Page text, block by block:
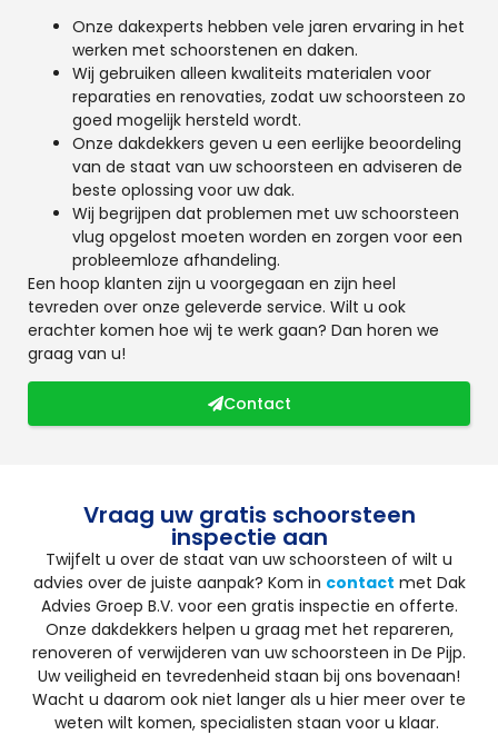
Onze dakexperts hebben vele jaren ervaring in het
werken met schoorstenen en daken.
Wij gebruiken alleen kwaliteits materialen voor
reparaties en renovaties, zodat uw schoorsteen zo
goed mogelijk hersteld wordt.
Onze dakdekkers geven u een eerlijke beoordeling
van de staat van uw schoorsteen en adviseren de
beste oplossing voor uw dak.
Wij begrijpen dat problemen met uw schoorsteen
vlug opgelost moeten worden en zorgen voor een
probleemloze afhandeling.
Een hoop klanten zijn u voorgegaan en zijn heel
tevreden over onze geleverde service. Wilt u ook
erachter komen hoe wij te werk gaan? Dan horen we
graag van u!
Contact
Vraag uw gratis schoorsteen
inspectie aan
Twijfelt u over de staat van uw schoorsteen of wilt u
advies over de juiste aanpak? Kom in contact met Dak
Advies Groep B.V. voor een gratis inspectie en offerte.
Onze dakdekkers helpen u graag met het repareren,
renoveren of verwijderen van uw schoorsteen in De Pijp.
Uw veiligheid en tevredenheid staan bij ons bovenaan!
Wacht u daarom ook niet langer als u hier meer over te
weten wilt komen, specialisten staan voor u klaar.